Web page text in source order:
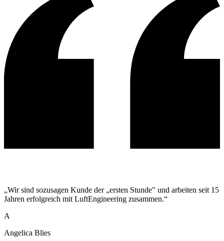
„Wir sind sozusagen Kunde der „ersten Stunde" und arbeiten seit 15
Jahren erfolgreich mit LuftEngineering zusammen.“
A
Angelica Blies